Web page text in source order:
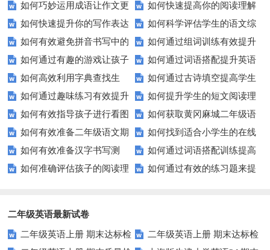
提高成绩？
与拼音发音水平？
如何巧妙运用成语让作文更
生动？——实例解析与技巧分享
如何快速提高你的阅读理解
水平？这些小技巧要知道！
如何快速提升你的写作表达
能力？这5个技巧让你的文章更
加出色！
如何科学评估学生的语文综
合能力？
如何有效避免拼音书写中的
常见错误？
如何通过组词训练有效提升
学生的词汇量？
如何通过有趣的游戏让孩子
轻松学会反义词？
如何通过词语搭配提升英语
表达能力？
如何高效利用字典查找生
词？这些技巧你必须知道！
如何通过古诗填空提高学生
的诗词理解力？
如何通过趣味练习有效提升
孩子的连词成句能力？
如何提升学生的短文阅读理
解能力？这些技巧你一定要知
道！
如何有效指导孩子进行看图
写话？
如何获取黄冈麻城二年级语
文试卷？这里有你需要的答案！
如何有效准备二年级语文期
末考试？这里有份模拟试题等你
来挑战！
如何找到适合小学生的在线
拼音练习题？
如何有效准备汉字书写测
试？这里有你需要知道的一切
如何通过词语搭配训练提高
你的写作水平？
如何准确评估孩子的阅读理
如何通过有效的练习题来提
二年级英语最新试卷
二年级英语上册 期末达标检
二年级英语上册 期末达标检